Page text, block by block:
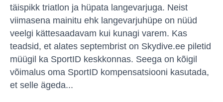
täispikk triatlon ja hüpata langevarjuga. Neist
viimasena mainitu ehk langevarjuhüpe on nüüd
veelgi kättesaadavam kui kunagi varem. Kas
teadsid, et alates septembrist on Skydive.ee piletid
müügil ka SportID keskkonnas. Seega on kõigil
võimalus oma SportID kompensatsiooni kasutada,
et selle ägeda...